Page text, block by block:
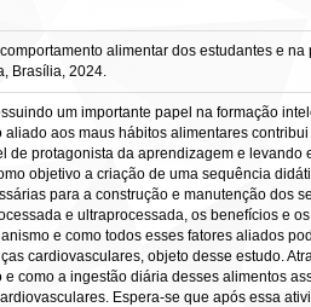
alimentar dos estudantes e
Brasília, 2024.
um importante papel na formação
aos maus hábitos alimentares
protagonista da aprendizagem e
objetivo a criação de uma sequência
para a construção e manutenção dos
e ultraprocessada, os benefícios e
e como todos esses fatores aliados
cardiovasculares, objeto desse estudo.
como a ingestão diária desses alimentos
Espera-se que após essa